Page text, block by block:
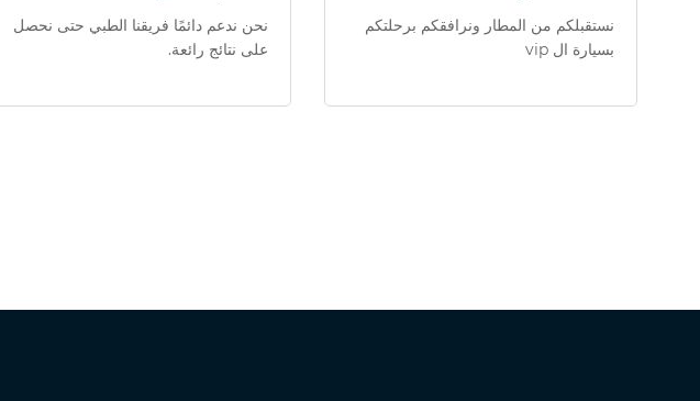
نستقبلكم من المطار ونرافقكم برحلتكم
بسيارة ال vip
نحن ندعم دائمًا فريقنا الطبي حتى نحصل
على نتائج رائعة.